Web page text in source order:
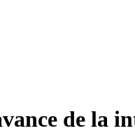
de la